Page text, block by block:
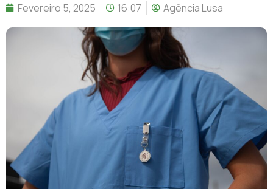
Fevereiro 5, 2025 16:07 Agência Lusa